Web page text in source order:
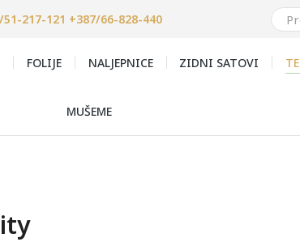
51-217-121 +387/66-828-440
FOLIJE NALJEPNICE ZIDNI SATOVI
MUŠEME